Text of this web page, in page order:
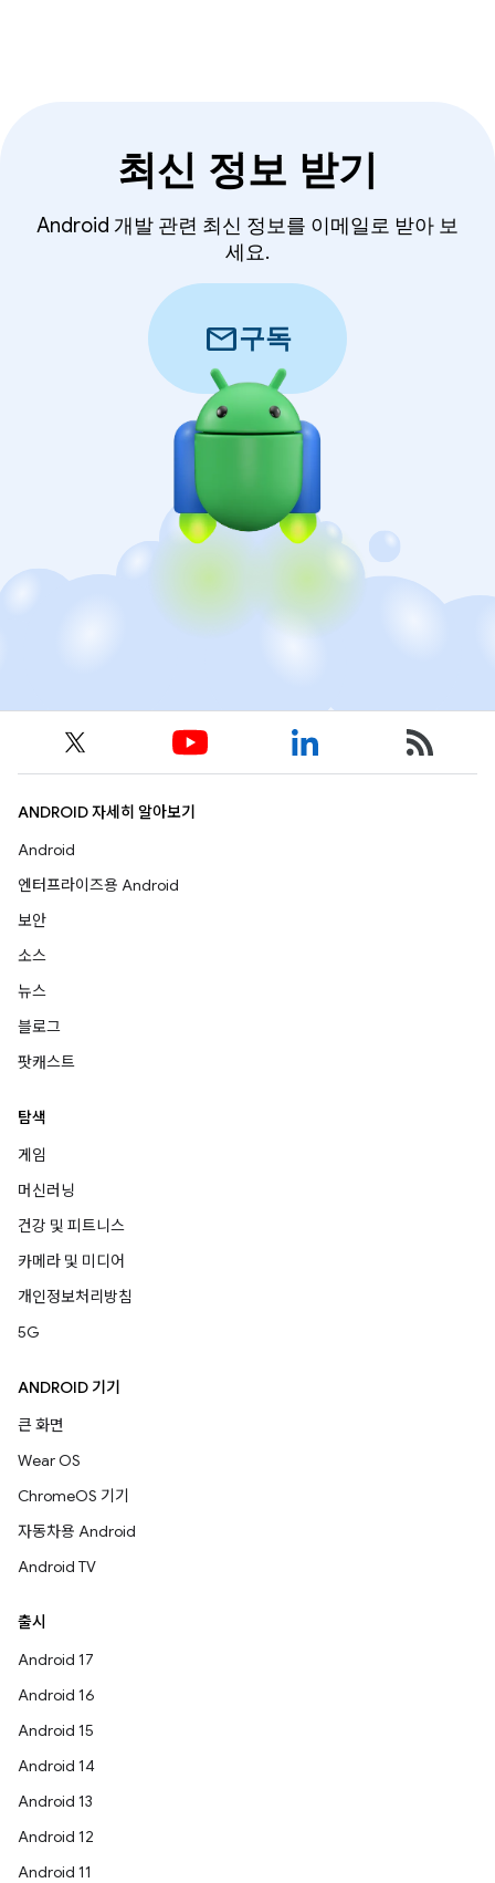
최신 정보 받기
Android 개발 관련 최신 정보를 이메일로 받아 보
세요.
mail구독
ANDROID 자세히 알아보기
Android
엔터프라이즈용 Android
보안
소스
뉴스
블로그
팟캐스트
탐색
게임
머신러닝
건강 및 피트니스
카메라 및 미디어
개인정보처리방침
5G
ANDROID 기기
큰 화면
Wear OS
ChromeOS 기기
자동차용 Android
Android TV
출시
Android 17
Android 16
Android 15
Android 14
Android 13
Android 12
Android 11